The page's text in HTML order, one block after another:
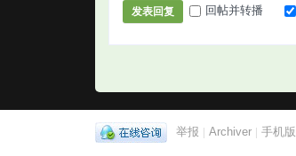
发表回复 回帖并转播
举报 | Archiver | 手机版